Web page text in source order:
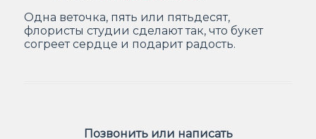
Одна веточка, пять или пятьдесят,
флористы студии сделают так, что букет
согреет сердце и подарит радость.
Позвонить или написать